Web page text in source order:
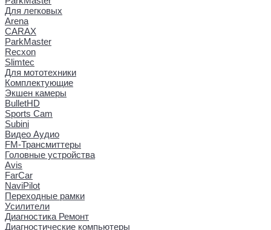
Для легковых
Arena
CARAX
ParkMaster
Recxon
Slimtec
Для мототехники
Комплектующие
Экшен камеры
BulletHD
Sports Cam
Subini
Видео Аудио
FM-Трансмиттеры
Головные устройства
Avis
FarCar
NaviPilot
Переходные рамки
Усилители
Диагностика Ремонт
Диагностические компьютеры